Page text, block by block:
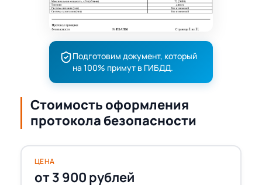
Подготовим документ, который
на 100% примут в ГИБДД.
Стоимость оформления
протокола безопасности
ЦЕНА
от 3 900 рублей